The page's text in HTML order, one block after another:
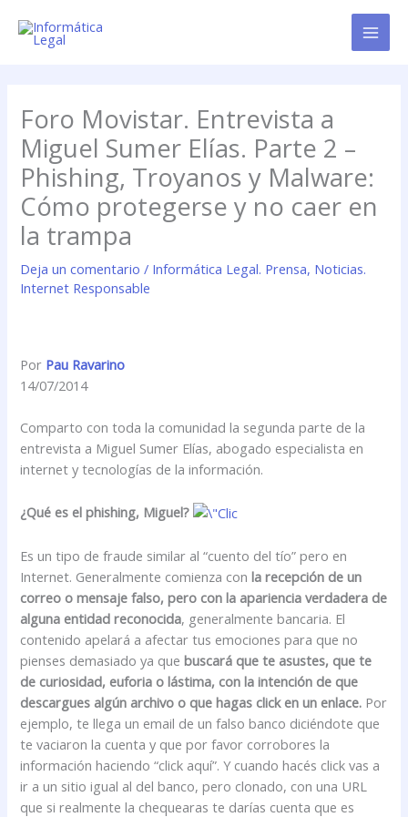
contenido
Foro Movistar. Entrevista a
Miguel Sumer Elías. Parte 2 –
Phishing, Troyanos y Malware:
Cómo protegerse y no caer en
la trampa
Deja un comentario / Informática Legal. Prensa, Noticias.
Internet Responsable
Por Pau Ravarino
14/07/2014
Comparto con toda la comunidad la segunda parte de la
entrevista a Miguel Sumer Elías, abogado especialista en
internet y tecnologías de la información.
¿Qué es el phishing, Miguel?
Es un tipo de fraude similar al “cuento del tío” pero en
Internet. Generalmente comienza con la recepción de un
correo o mensaje falso, pero con la apariencia verdadera de
alguna entidad reconocida, generalmente bancaria. El
contenido apelará a afectar tus emociones para que no
pienses demasiado ya quebuscará que te asustes, que te
de curiosidad, euforia o lástima, con la intención de que
descargues algún archivo o que hagas click en un enlace. Por
ejemplo, te llega un email de un falso banco diciéndote que
te vaciaron la cuenta y que por favor corrobores la
información haciendo “click aquí”. Y cuando hacés click vas a
ir a un sitio igual al del banco, pero clonado, con una URL
que si realmente la chequearas te darías cuenta que es